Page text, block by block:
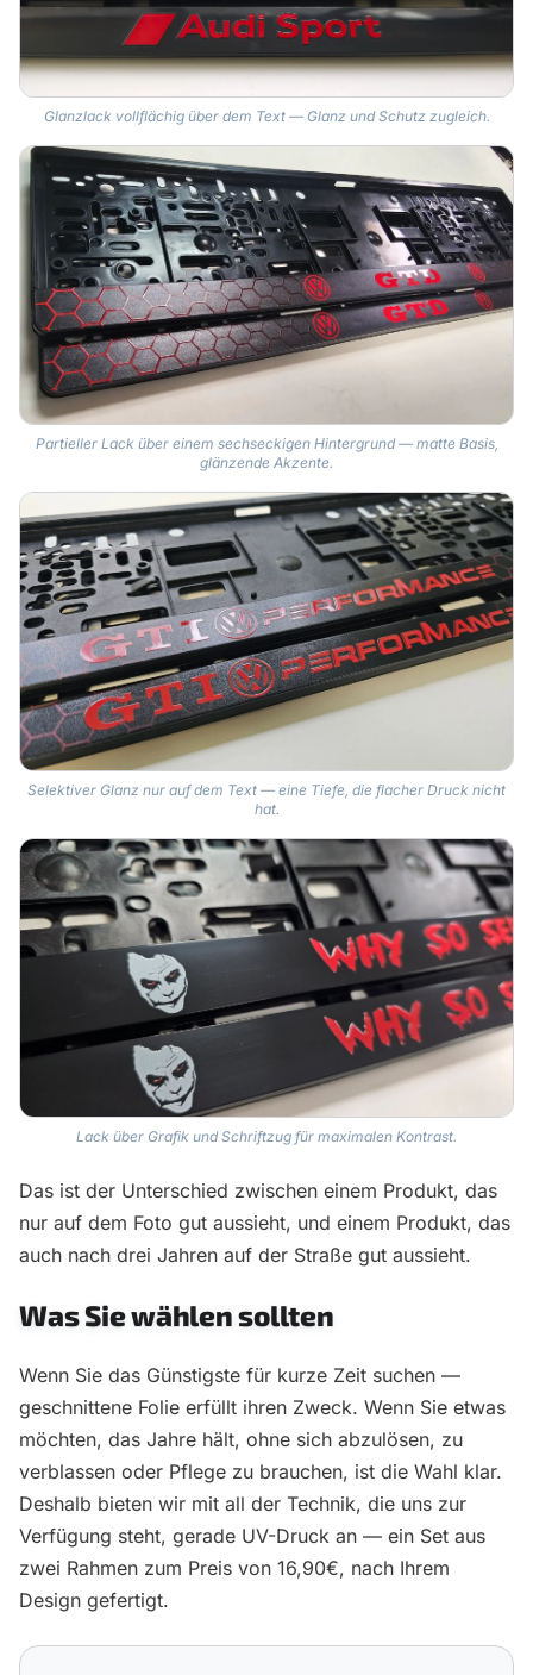
Glanzlack vollflächig über dem Text — Glanz und Schutz zugleich.
Partieller Lack über einem sechseckigen Hintergrund — matte Basis,
glänzende Akzente.
Selektiver Glanz nur auf dem Text — eine Tiefe, die flacher Druck nicht
hat.
Lack über Grafik und Schriftzug für maximalen Kontrast.
Das ist der Unterschied zwischen einem Produkt, das
nur auf dem Foto gut aussieht, und einem Produkt, das
auch nach drei Jahren auf der Straße gut aussieht.
Was Sie wählen sollten
Wenn Sie das Günstigste für kurze Zeit suchen —
geschnittene Folie erfüllt ihren Zweck. Wenn Sie etwas
möchten, das Jahre hält, ohne sich abzulösen, zu
verblassen oder Pflege zu brauchen, ist die Wahl klar.
Deshalb bieten wir mit all der Technik, die uns zur
Verfügung steht, gerade UV-Druck an — ein Set aus
zwei Rahmen zum Preis von 16,90€, nach Ihrem
Design gefertigt.